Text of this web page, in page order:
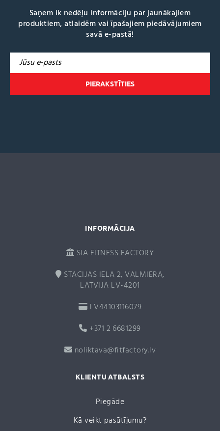
Saņem ik nedēļu informāciju par jaunākajiem
produktiem, atlaidēm vai īpašajiem piedāvājumiem
savā e-pastā!
t
INFORMĀCIJA
SIA FITNESS FACTORY
STACIJAS IELA 2, VALMIERA,
LATVIJA LV-4201
LV44103116079
+371 2 6681299
noliktava@fitfactory.lv
KLIENTU ATBALSTS
Piegāde
Kā veikt pasūtījumu?